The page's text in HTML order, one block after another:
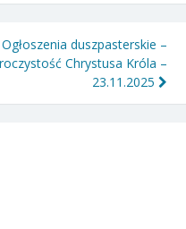
Ogłoszenia duszpasterskie –
Chrystusa Króla –
23.11.2025